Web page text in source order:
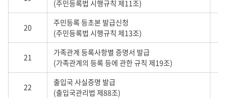
(주민등록법 시행규칙 제11조)
20
주민등록 등초본 발급신청
(주민등록법 시행규칙 제13조)
21
가족관계 등록사항별 증명서 발급
(가족관계의 등록 등에 관한 규칙 제19조)
22
출입국 사실증명 발급
(출입국관리법 제88조)